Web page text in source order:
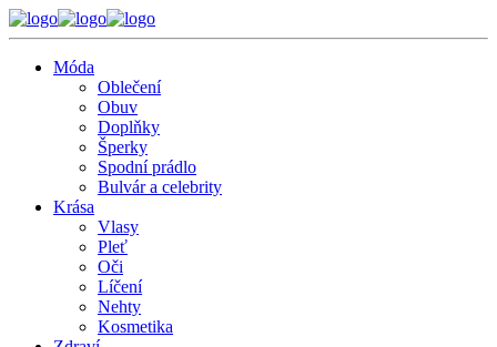
Móda
Oblečení
Obuv
Doplňky
Šperky
Spodní prádlo
Bulvár a celebrity
Krása
Vlasy
Pleť
Oči
Líčení
Nehty
Kosmetika